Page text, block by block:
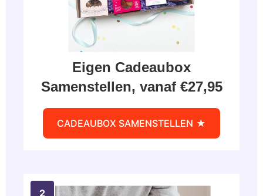
Eigen Cadeaubox
Samenstellen, vanaf €27,95
CADEAUBOX SAMENSTELLEN